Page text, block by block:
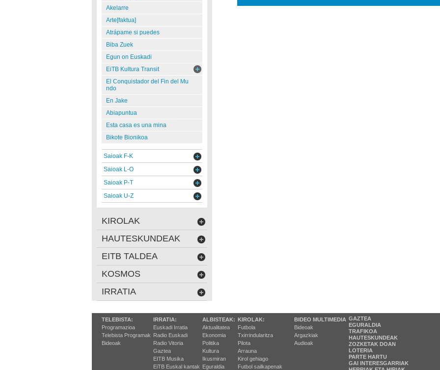
Akelarre
Arte[faktua]
Atrápame si puedes
Biba Zuek
Egun on Euskadi
EiTB Kultura Transit
El Conquistador del Fin del Mu
ndo
En Jake
Abiapuntua
Esta casa es una mina
Bikote Bionikoa
Saioak F-K
Saioak L-O
Saioak P-T
Saioak U-Z
KIROLAK
HAUTESKUNDEAK
EITB TALDEA
KOSMOS
IRRATIA
TELEBISTA:
Programazioa
Telebista Programak
Bideoak
IRRATIA:
Euskadi Irratia
Radio Euskadi
Radio Vitoria
Gaztea
EITB Musika
EiTB Euskal kantak
ALBISTEAK:
Aktualitatea
Ekonomia
Politika
Kultura
Ikusmiran
Eguraldia
KIROLAK:
Futbola
Txirrindularitza
Pilota
Arrauna
Kirol gehiago
Futbol sailkapenak
BIDEO MULTIMEDIA
Bideoak
Argazkiak
Audioak
GAZTEA
EGURALDIA
TRAFIKOA
HAUTESKUNDEAK
ZOZKETAK DOAN
LOTERIA
PARTE HARTU
GAI INTERESGARRIAK